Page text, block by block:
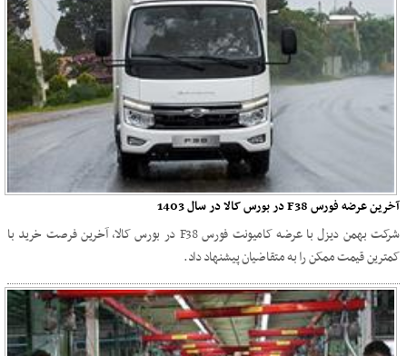
آخرین عرضه فورس F38 در بورس کالا در سال 1403
شرکت بهمن دیزل با عرضه کامیونت فورس F38 در بورس کالا، آخرین فرصت خرید با
کمترین قیمت ممکن را به متقاضیان پیشنهاد داد.